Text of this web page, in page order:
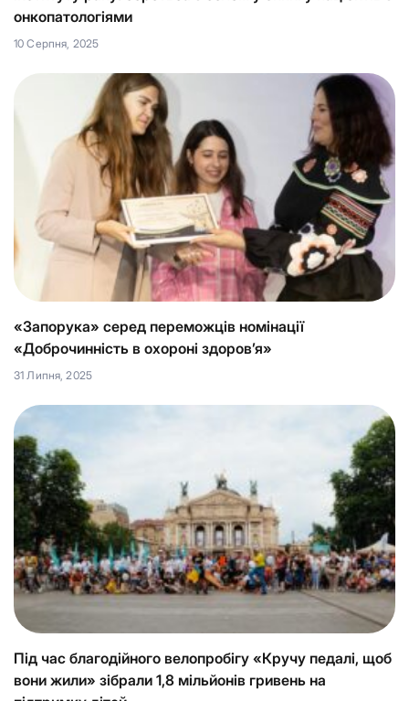
онкопатологіями
10 Серпня, 2025
«Запорука» серед переможців номінації
«Доброчинність в охороні здоров’я»
31 Липня, 2025
Під час благодійного велопробігу «Кручу педалі, щоб
вони жили» зібрали 1,8 мільйонів гривень на